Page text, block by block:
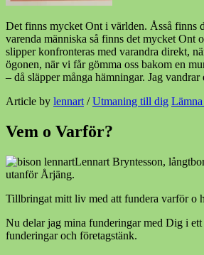
Det finns mycket Ont i världen. Åsså finns
varenda människa så finns det mycket Ont
slipper konfronteras med varandra direkt,
ögonen, när vi får gömma oss bakom en
– då släpper många hämningar. Jag
Article by lennart /Utmaning till dig
Vem o Varför?
Lennart Bryntesson,
utanför Årjäng.
Tillbringat mitt liv med att fundera varför o
Nu delar jag mina funderingar med Dig i
funderingar och företagstänk.